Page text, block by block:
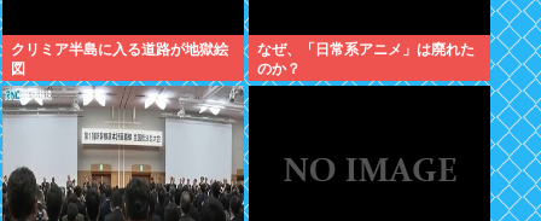
クリミア半島に入る道路が地獄絵
図
なぜ、「日常系アニメ」は廃れた
のか？